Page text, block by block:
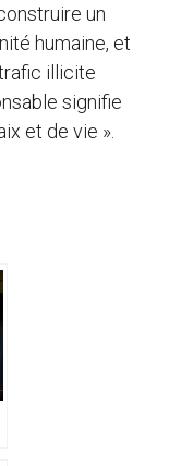
un
humaine, et
illicite
signifie
et de vie ».